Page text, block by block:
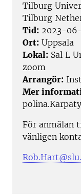
Tilburg
Tilburg
Tid: 2023-
Ort: Uppsala
Lokal: Sal L
zoom
Arrangör:
Mer
För anmälan
vänligen